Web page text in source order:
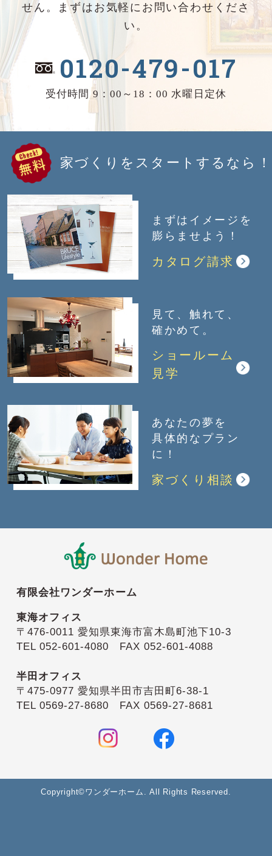
せん。まずはお気軽にお問い合わせくださ
い。
0120-479-017
受付時間 9：00～18：00 水曜日定休
家づくりをスタートするなら！
まずはイメージを
膨らませよう！
カタログ請求
見て、触れて、
確かめて。
ショールーム
見学
あなたの夢を
具体的なプラン
に！
家づくり相談
有限会社ワンダーホーム
東海オフィス
〒476-0011 愛知県東海市富木島町池下10-3
TEL 052-601-4080 FAX 052-601-4088
半田オフィス
〒475-0977 愛知県半田市吉田町6-38-1
TEL 0569-27-8680 FAX 0569-27-8681
Copyright©ワンダーホーム. All Rights Reserved.